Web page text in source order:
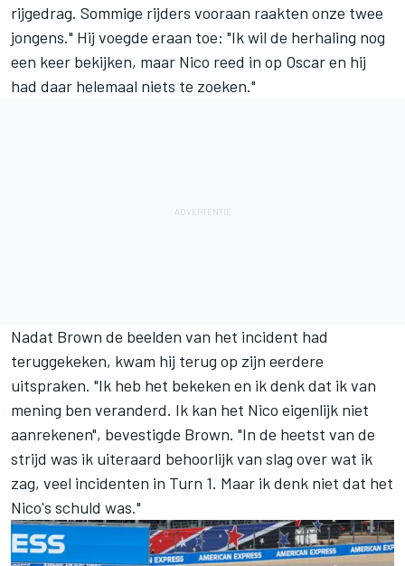
rijgedrag. Sommige rijders vooraan raakten onze twee
jongens." Hij voegde eraan toe: "Ik wil de herhaling nog
een keer bekijken, maar Nico reed in op Oscar en hij
had daar helemaal niets te zoeken."
Nadat Brown de beelden van het incident had
teruggekeken, kwam hij terug op zijn eerdere
uitspraken. "Ik heb het bekeken en ik denk dat ik van
mening ben veranderd. Ik kan het Nico eigenlijk niet
aanrekenen", bevestigde Brown. "In de heetst van de
strijd was ik uiteraard behoorlijk van slag over wat ik
zag, veel incidenten in Turn 1. Maar ik denk niet dat het
Nico's schuld was."